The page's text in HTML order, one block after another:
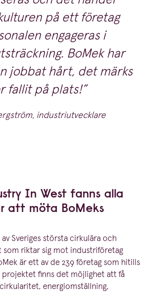
på ett företag
engageras i
BoMek har
jobbat hårt, det märks
fallit på plats!
industriutvecklare
In West fanns alla
att möta BoMeks
Sveriges största cirkulära och
som riktar sig mot industri­fö­retag
är ett av de 239 företag som hitills
finns det möjlighet att få
energi­om­ställning,